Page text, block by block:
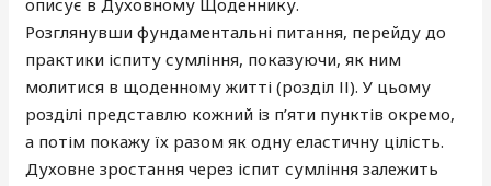
Розглянувши фундаментальні питання, перейду до
практики іспиту сумління, показуючи, як ним
молитися в щоденному житті (розділ ІІ). У цьому
розділі представлю кожний із п’яти пунктів окремо,
а потім покажу їх разом як одну еластичну цілість.
Духовне зростання через іспит сумління залежить